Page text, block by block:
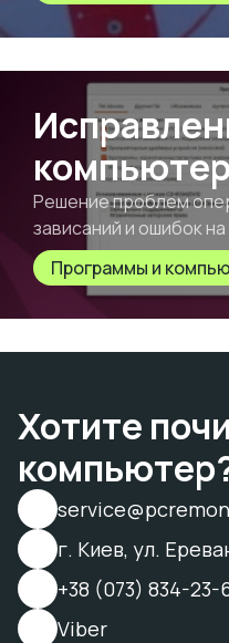
Решение проблем
зависаний и ошибок
Программы и
Хотите
г. Киев, ул.
+38 (073) 834-23-
Viber